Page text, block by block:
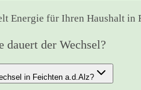
Energie für Ihren Haushalt
der Wechsel?
in Feichten a.d.Alz?